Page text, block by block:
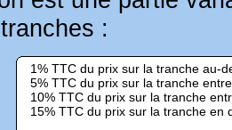
:
1% TTC du prix sur la tranche au-
5% TTC du prix sur la tranche
10% TTC du prix sur la tranche
15% TTC du prix sur la tranche en